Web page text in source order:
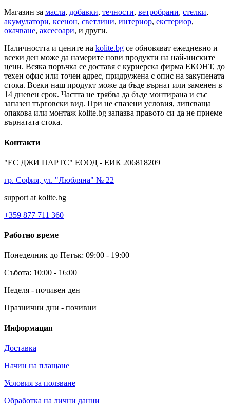
Магазин за масла, добавки, течности, ветробрани, стелки,
акумулатори, ксенон, светлини, интериор, екстериор,
окачване, аксесоари, и други.
Наличността и цените на kolite.bg се обновяват ежедневно и
всеки ден може да намерите нови продукти на най-ниските
цени. Всяка поръчка се доставя с куриерска фирма ЕКОНТ, до
техен офис или точен адрес, придружена с опис на закупената
стока. Всеки наш продукт може да бъде върнат или заменен в
14 дневен срок. Частта не трябва да бъде монтирана и със
запазен търговски вид. При не спазени условия, липсваща
опакова или монтаж kolite.bg запазва правото си да не приеме
върнатата стока.
Контакти
"ЕС ДЖИ ПАРТС" ЕООД - ЕИК 206818209
гр. София, ул. "Любляна" № 22
support at kolite.bg
+359 877 711 360
Работно време
Понеделник до Петък: 09:00 - 19:00
Събота: 10:00 - 16:00
Неделя - почивен ден
Празнични дни - почивни
Информация
Доставка
Начин на плащане
Условия за ползване
Обработка на лични данни